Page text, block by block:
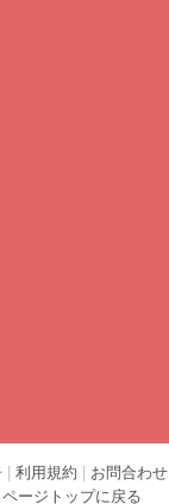
利用規約 お問合わせ
ページトップに戻る